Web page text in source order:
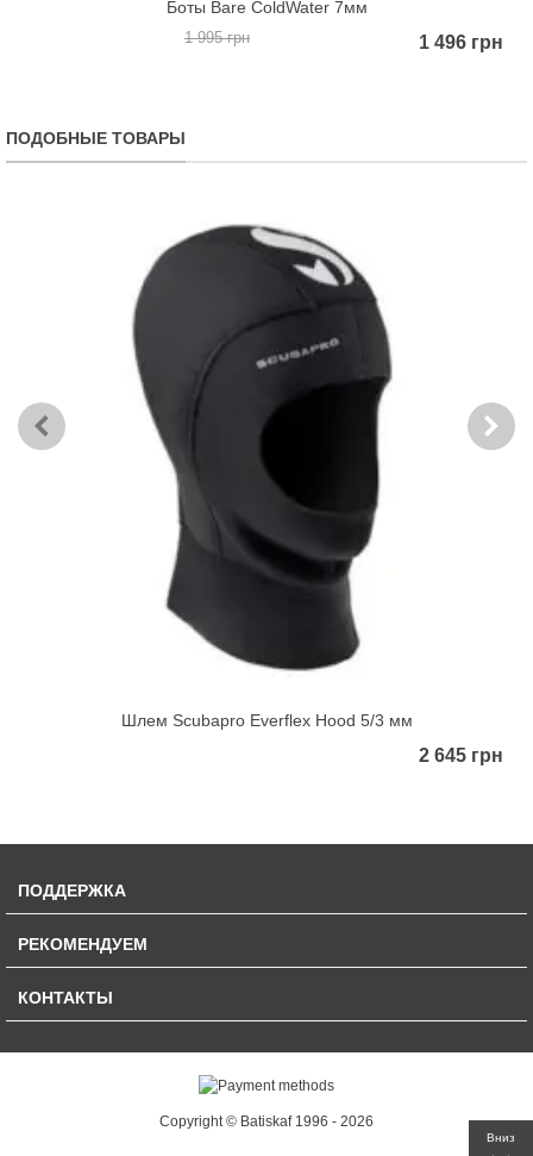
Вниз
Боты Bare ColdWater 7мм
1 496 грн
1 995 грн
ПОДОБНЫЕ ТОВАРЫ
Шлем Scubapro Everflex Hood 5/3 мм
2 645 грн
ПОДДЕРЖКА
РЕКОМЕНДУЕМ
КОНТАКТЫ
Copyright © Batiskaf 1996 - 2026